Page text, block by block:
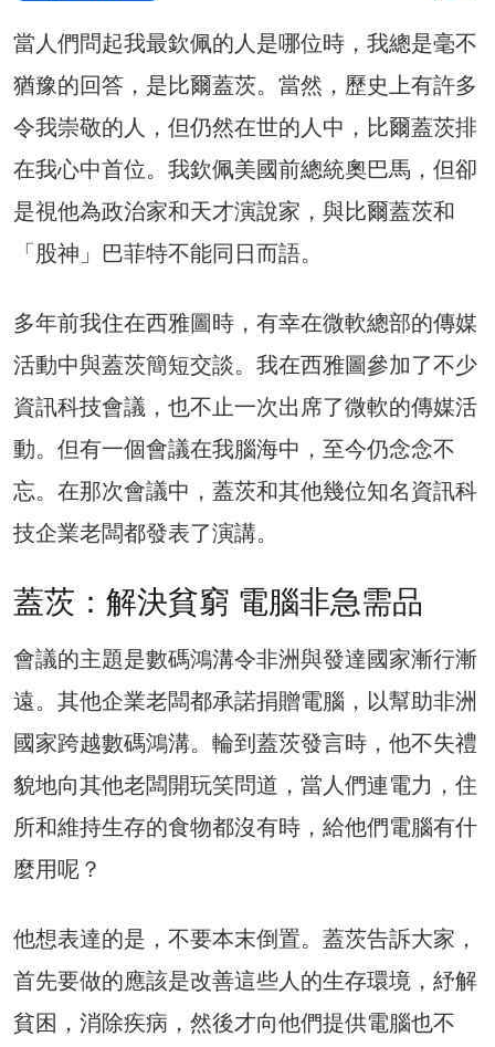
當人們問起我最欽佩的人是哪位時，我總是毫不
猶豫的回答，是比爾蓋茨。當然，歷史上有許多
令我崇敬的人，但仍然在世的人中，比爾蓋茨排
在我心中首位。我欽佩美國前總統奧巴馬，但卻
是視他為政治家和天才演說家，與比爾蓋茨和
「股神」巴菲特不能同日而語。
多年前我住在西雅圖時，有幸在微軟總部的傳媒
活動中與蓋茨簡短交談。我在西雅圖參加了不少
資訊科技會議，也不止一次出席了微軟的傳媒活
動。但有一個會議在我腦海中，至今仍念念不
忘。在那次會議中，蓋茨和其他幾位知名資訊科
技企業老闆都發表了演講。
蓋茨：解決貧窮 電腦非急需品
會議的主題是數碼鴻溝令非洲與發達國家漸行漸
遠。其他企業老闆都承諾捐贈電腦，以幫助非洲
國家跨越數碼鴻溝。輪到蓋茨發言時，他不失禮
貌地向其他老闆開玩笑問道，當人們連電力，住
所和維持生存的食物都沒有時，給他們電腦有什
麼用呢？
他想表達的是，不要本末倒置。蓋茨告訴大家，
首先要做的應該是改善這些人的生存環境，紓解
貧困，消除疾病，然後才向他們提供電腦也不